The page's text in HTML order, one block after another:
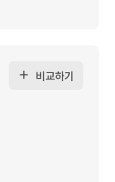
비교하기